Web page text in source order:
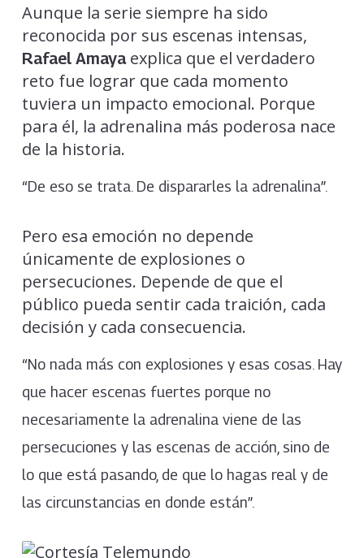
Aunque la serie siempre ha sido
reconocida por sus escenas intensas,
Rafael Amayaexplica que el verdadero
reto fue lograr que cada momento
tuviera un impacto emocional. Porque
para él, la adrenalina más poderosa nace
de la historia.
“De eso se trata. De dispararles la adrenalina”.
Pero esa emoción no depende
únicamente de explosiones o
persecuciones. Depende de que el
público pueda sentir cada traición, cada
decisión y cada consecuencia.
“No nada más con explosiones y esas cosas. Hay
que hacer escenas fuertes porque no
necesariamente la adrenalina viene de las
persecuciones y las escenas de acción, sino de
lo que está pasando, de que lo hagas real y de
las circunstancias en donde están”.